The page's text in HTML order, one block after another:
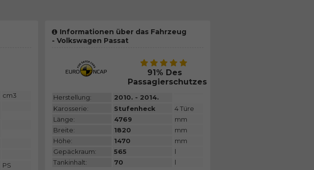
cm3
PS
Informationen über das Fahrzeug
- Volkswagen Passat
91% Des
Passagierschutzes
Herstellung:
2010. - 2014.
Karosserie:
Stufenheck
4 Türe
Länge:
4769
mm
Breite:
1820
mm
Höhe:
1470
mm
Gepäckraum:
565
l
Tankinhalt:
70 l